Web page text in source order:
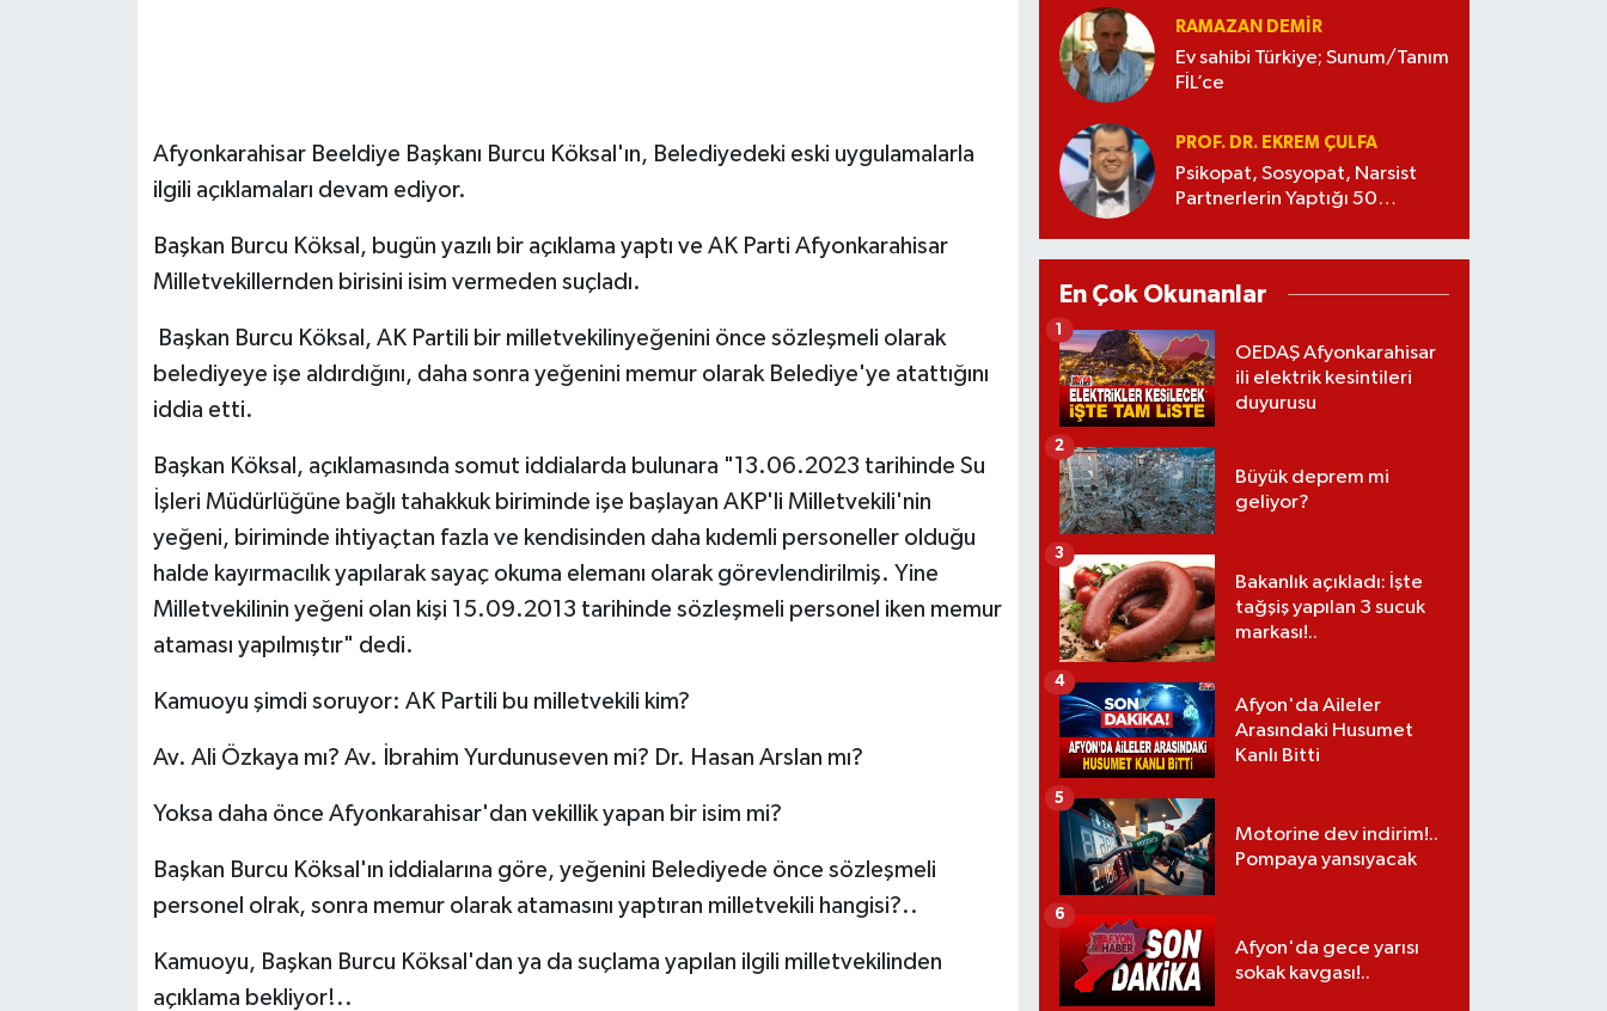
Afyonkarahisar Beeldiye Başkanı Burcu Köksal'ın, Belediyedeki eski uygulamalarla
ilgili açıklamaları devam ediyor.
Başkan Burcu Köksal, bugün yazılı bir açıklama yaptı ve AK Parti Afyonkarahisar
Milletvekillernden birisini isim vermeden suçladı.
Başkan Burcu Köksal, AK Partili bir milletvekilinyeğenini önce sözleşmeli olarak
belediyeye işe aldırdığını, daha sonra yeğenini memur olarak Belediye'ye atattığını
iddia etti.
Başkan Köksal, açıklamasında somut iddialarda bulunara "13.06.2023 tarihinde Su
İşleri Müdürlüğüne bağlı tahakkuk biriminde işe başlayan AKP'li Milletvekili'nin
yeğeni, biriminde ihtiyaçtan fazla ve kendisinden daha kıdemli personeller olduğu
halde kayırmacılık yapılarak sayaç okuma elemanı olarak görevlendirilmiş. Yine
Milletvekilinin yeğeni olan kişi 15.09.2013 tarihinde sözleşmeli personel iken memur
ataması yapılmıştır" dedi.
Kamuoyu şimdi soruyor: AK Partili bu milletvekili kim?
Av. Ali Özkaya mı? Av. İbrahim Yurdunuseven mi? Dr. Hasan Arslan mı?
Yoksa daha önce Afyonkarahisar'dan vekillik yapan bir isim mi?
Başkan Burcu Köksal'ın iddialarına göre, yeğenini Belediyede önce sözleşmeli
personel olrak, sonra memur olarak atamasını yaptıran milletvekili hangisi?..
Kamuoyu, Başkan Burcu Köksal'dan ya da suçlama yapılan ilgili milletvekilinden
açıklama bekliyor!..
RAMAZAN DEMİR
Ev sahibi Türkiye; Sunum/Tanım
FİL’ce
PROF. DR. EKREM ÇULFA
Psikopat, Sosyopat, Narsist
Partnerlerin Yaptığı 50
En Çok Okunanlar
OEDAŞ Afyonkarahisar
ili elektrik kesintileri
duyurusu
1
Büyük deprem mi
geliyor?
2
Bakanlık açıkladı: İşte
tağşiş yapılan 3 sucuk
markası!..
3
Afyon'da Aileler
Arasındaki Husumet
Kanlı Bitti
4
Motorine dev indirim!..
Pompaya yansıyacak
5
Afyon'da gece yarısı
sokak kavgası!..
6